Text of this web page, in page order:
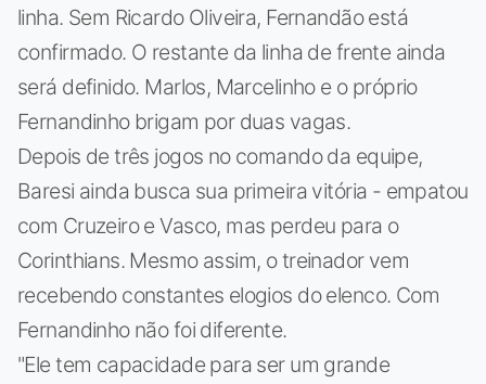
linha. Sem Ricardo Oliveira, Fernandão está
confirmado. O restante da linha de frente ainda
será definido. Marlos, Marcelinho e o próprio
Fernandinho brigam por duas vagas.
Depois de três jogos no comando da equipe,
Baresi ainda busca sua primeira vitória - empatou
com Cruzeiro e Vasco, mas perdeu para o
Corinthians. Mesmo assim, o treinador vem
recebendo constantes elogios do elenco. Com
Fernandinho não foi diferente.
"Ele tem capacidade para ser um grande